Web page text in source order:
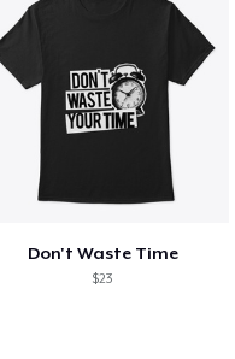
Don't Waste Time
$23